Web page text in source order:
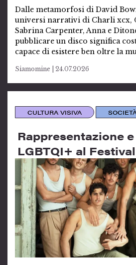
Dalle metamorfosi di David
universi narrativi di Charli xcx,
Sabrina Carpenter, Anna e
pubblicare un disco significa
capace di esistere ben oltre la
Siamomine | 24.07.2026
CULTURA VISIVA
Rappresentazione
LGBTQI+ al